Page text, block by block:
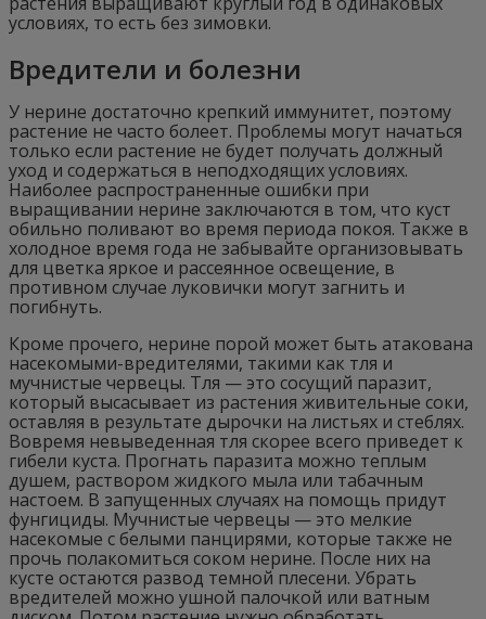
условиях, то есть без зимовки.
Вредители и болезни
У нерине достаточно крепкий иммунитет, поэтому
растение не часто болеет. Проблемы могут начаться
только если растение не будет получать должный
уход и содержаться в неподходящих условиях.
Наиболее распространенные ошибки при
выращивании нерине заключаются в том, что куст
обильно поливают во время периода покоя. Также в
холодное время года не забывайте организовывать
для цветка яркое и рассеянное освещение, в
противном случае луковички могут загнить и
погибнуть.
Кроме прочего, нерине порой может быть атакована
насекомыми-вредителями, такими как тля и
мучнистые червецы. Тля — это сосущий паразит,
который высасывает из растения живительные соки,
оставляя в результате дырочки на листьях и стеблях.
Вовремя невыведенная тля скорее всего приведет к
гибели куста. Прогнать паразита можно теплым
душем, раствором жидкого мыла или табачным
настоем. В запущенных случаях на помощь придут
фунгициды. Мучнистые червецы — это мелкие
насекомые с белыми панцирями, которые также не
прочь полакомиться соком нерине. После них на
кусте остаются развод темной плесени. Убрать
вредителей можно ушной палочкой или ватным